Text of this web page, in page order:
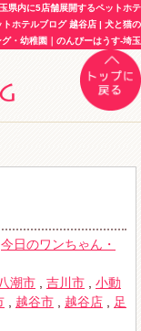
県内に5店舗展開するペットホテ
ホテルブログ 越谷店 | 犬と猫の
・幼稚園｜のんびーはうす-埼玉
今日のワンちゃん・
八潮市 吉川市
小動
越谷市 越谷店
足